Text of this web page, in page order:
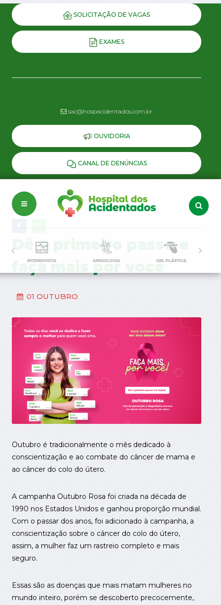
SOLICITAÇÃO DE VAGAS
EXAMES
sac@hospacidentados.com.br
OUVIDORIA
CANAL DE DENÚNCIAS
Dê o primeiro passo e
faça mais por você
01 OUTUBRO
Outubro é tradicionalmente o mês dedicado à
conscientização e ao combate do câncer de mama e
ao câncer do colo do útero.
A campanha Outubro Rosa foi criada na década de
1990 nos Estados Unidos e ganhou proporção mundial.
Com o passar dos anos, foi adicionado à campanha, a
conscientização sobre o câncer do colo do útero,
assim, a mulher faz um rastreio completo e mais
seguro.
Essas são as doenças que mais matam mulheres no
mundo inteiro, porém se descoberto precocemente,